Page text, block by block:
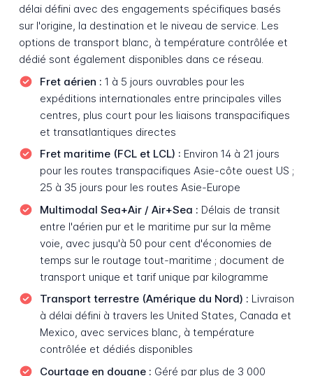
délai défini avec des engagements spécifiques basés
sur l'origine, la destination et le niveau de service. Les
options de transport blanc, à température contrôlée et
dédié sont également disponibles dans ce réseau.
Fret aérien : 1 à 5 jours ouvrables pour les
expéditions internationales entre principales villes
centres, plus court pour les liaisons transpacifiques
et transatlantiques directes
Fret maritime (FCL et LCL) : Environ 14 à 21 jours
pour les routes transpacifiques Asie-côte ouest US ;
25 à 35 jours pour les routes Asie-Europe
Multimodal Sea+Air / Air+Sea : Délais de transit
entre l'aérien pur et le maritime pur sur la même
voie, avec jusqu'à 50 pour cent d'économies de
temps sur le routage tout-maritime ; document de
transport unique et tarif unique par kilogramme
Transport terrestre (Amérique du Nord) : Livraison
à délai défini à travers les United States, Canada et
Mexico, avec services blanc, à température
contrôlée et dédiés disponibles
Courtage en douane : Géré par plus de 3 000